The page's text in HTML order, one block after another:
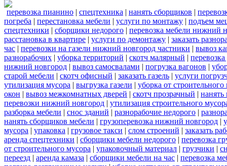
перевозка пианино | спецтехника | нанять сборщиков |
погреба | перестановка мебели | услуги по монтажу | подъем
спецтехники | сборщики недорого | перевозка мебели нижний
расстановка в квартире | услуги по демонтажу | заказать
час | перевозки на газели нижний новгород частники | вывоз
разнорабочих | уборка территорий | скотч малярный |
нижний новгород | вывоз самосвалами | погрузка вагонов |
старой мебели | скотч офисный | заказать газель | услуги
утилизация мусора | выгрузка газели | уборка от строительного
окон | вывоз межкомнатных дверей | скотч прозрачный | нанять
перевозки нижний новгород | утилизация строительного
разборка мебели | снос зданий | разнорабочие недорого |
нанять сборщиков мебели | грузоперевозка нижний новгород |
мусора | упаковка | грузовое такси | слом строений | заказать
аренда спецтехники | сборщики мебели недорого | перевозка
от строительного мусора | упаковочный материал | грузчики |
переезд | аренда камаза | сборщики мебели на час | перевозка